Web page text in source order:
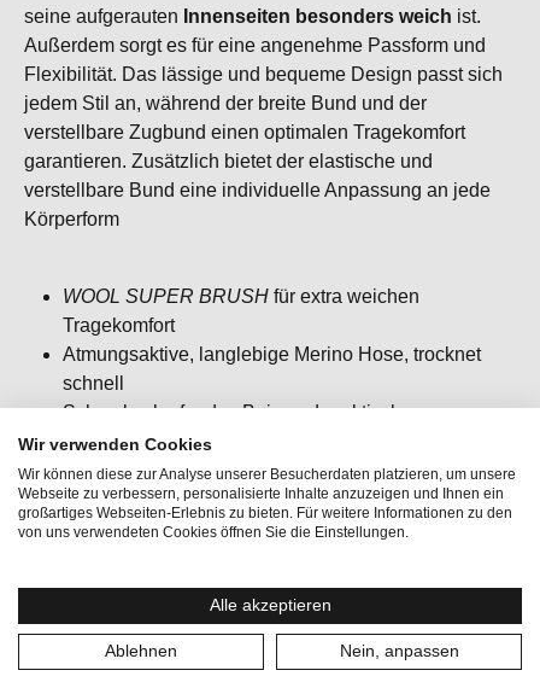
seine aufgerauten Innenseiten besonders weich ist.
Außerdem sorgt es für eine angenehme Passform und
Flexibilität. Das lässige und bequeme Design passt sich
jedem Stil an, während der breite Bund und der
verstellbare Zugbund einen optimalen Tragekomfort
garantieren. Zusätzlich bietet der elastische und
verstellbare Bund eine individuelle Anpassung an jede
Körperform
WOOL SUPER BRUSH für extra weichen
Tragekomfort
Atmungsaktive, langlebige Merino Hose, trocknet
schnell
Schmal zulaufendes Bein und praktische
Seitentaschen mit Reißverschluss
Ideal kombiniert mitEVERYDAY HOODIE
Der ideale Begleiter für den Alltag oder entspannte
Stunden
Aktivitäten:
Fitness & Running, Homewear,
Lifestyle, Reisen, Yoga
Wir verwenden Cookies
Wir können diese zur Analyse unserer Besucherdaten platzieren, um unsere
Webseite zu verbessern, personalisierte Inhalte anzuzeigen und Ihnen ein
großartiges Webseiten-Erlebnis zu bieten. Für weitere Informationen zu den
von uns verwendeten Cookies öffnen Sie die Einstellungen.
Alle akzeptieren
Ablehnen Nein, anpassen